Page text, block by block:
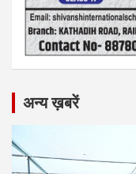
अन्य ख़बरें